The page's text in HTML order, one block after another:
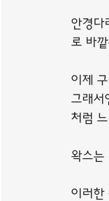
안경다
로 바
이제
그래서
처럼
왁스는
이러한